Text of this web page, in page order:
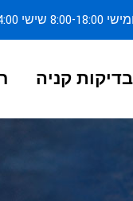
14:00
בדיקות קניה